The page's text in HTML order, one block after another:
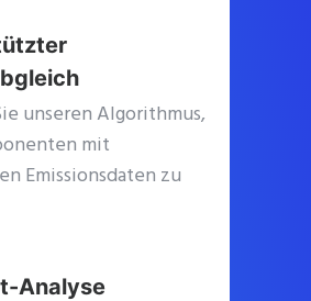
unseren Algorithmus,
mit
Emissionsdaten zu
Analyse